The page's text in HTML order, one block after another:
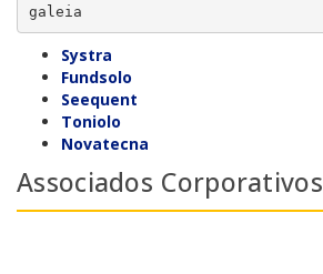
galeia
Systra
Fundsolo
Seequent
Toniolo
Novatecna
Associados Corporativos